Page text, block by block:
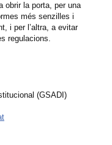
obrir la porta, per una
més senzilles i
i per l’altra, a evitar
regulacions.
(GSADI)